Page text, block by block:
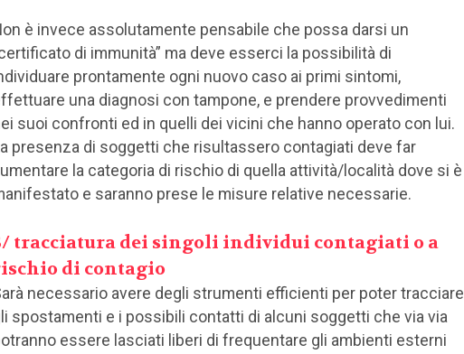
è invece assolutamente pensabile che possa darsi un
di immunità” ma deve esserci la possibilità di
prontamente ogni nuovo caso ai primi sintomi,
una diagnosi con tampone, e prendere provvedimenti
suoi confronti ed in quelli dei vicini che hanno operato con lui.
presenza di soggetti che risultassero contagiati deve far
la categoria di rischio di quella attività/località dove si è
e saranno prese le misure relative necessarie.
tracciatura dei singoli individui contagiati o a
di contagio
necessario avere degli strumenti efficienti per poter tracciare
spostamenti e i possibili contatti di alcuni soggetti che via via
essere lasciati liberi di frequentare gli ambienti esterni